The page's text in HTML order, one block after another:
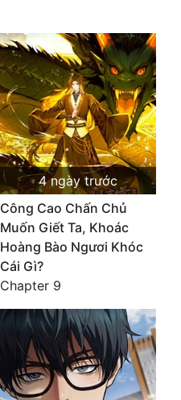
4 ngày trước
Công Cao Chấn Chủ
Muốn Giết Ta, Khoác
Hoàng Bào Ngươi Khóc
Cái Gì?
Chapter 9